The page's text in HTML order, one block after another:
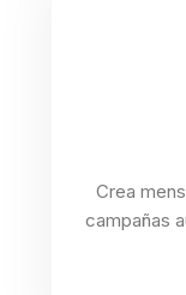
Crea
campañas